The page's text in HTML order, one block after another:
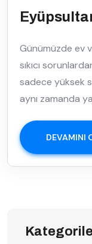
Günümüzde ev
sıkıcı
sadece yüksek
aynı zamanda
DEVAMINI